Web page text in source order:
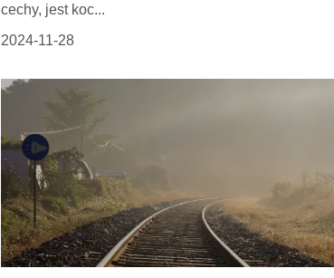
cechy, jest koc...
2024-11-28